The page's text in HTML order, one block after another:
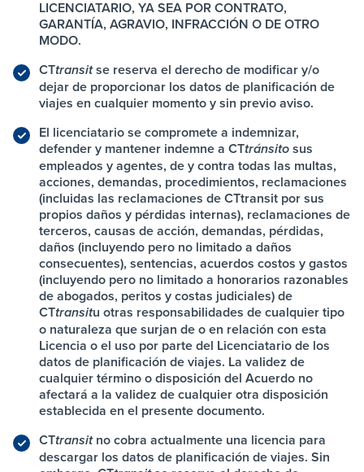
LICENCIATARIO, YA SEA POR CONTRATO,
GARANTÍA, AGRAVIO, INFRACCIÓN O DE OTRO
MODO.
CTtransitse reserva el derecho de modificar y/o
dejar de proporcionar los datos de planificación de
viajes en cualquier momento y sin previo aviso.
El licenciatario se compromete a indemnizar,
defender y mantener indemnea CTtránsito sus
empleados y agentes, de y contra todas las multas,
acciones, demandas, procedimientos, reclamaciones
(incluidas las reclamaciones deCTtransit por sus
propios daños y pérdidas internas), reclamaciones de
terceros, causas de acción, demandas, pérdidas,
daños (incluyendo pero no limitado a daños
consecuentes), sentencias, acuerdos costos y gastos
(incluyendo pero no limitado a honorarios razonables
de abogados, peritos y costas judiciales) de
CTtransitu otras responsabilidades de cualquier tipo
o naturaleza que surjan de o en relación con esta
Licencia o el uso por parte del Licenciatario de los
datos de planificación de viajes. La validez de
cualquier término o disposición del Acuerdo no
afectará a la validez de cualquier otra disposición
establecida en el presente documento.
CTtransitno cobra actualmente una licencia para
descargar los datos de planificación de viajes. Sin